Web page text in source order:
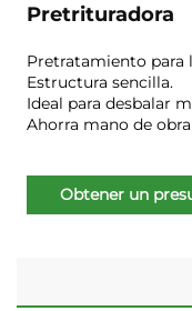
Pretrituradora
Pretratamiento para
Estructura sencilla.
Ideal para desbalar
Ahorra mano de
Obtener un